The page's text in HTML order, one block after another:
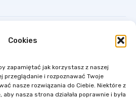
Cookies
zapamiętać jak korzystasz z naszej
przeglądanie i rozpoznawać Twoje
nasze rozwiązania do Ciebie. Niektóre z
nasza strona działała poprawnie i była
Pożyczkowy Sp. z o.o. to spółka ze
Województwa Mazowieckiego.